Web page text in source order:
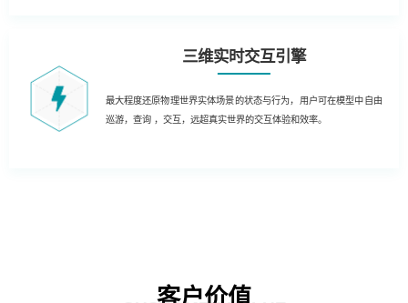
三维实时交互引擎
最大程度还原物理世界实体场景的状态与行为，用户可在模型中自由
巡游，查询 ，交互，远超真实世界的交互体验和效率。